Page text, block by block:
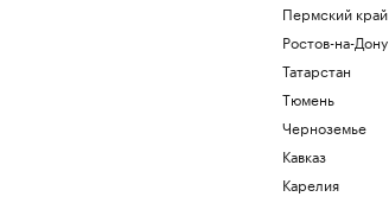
Пермский край
Ростов-на-Дону
Татарстан
Тюмень
Черноземье
Кавказ
Карелия